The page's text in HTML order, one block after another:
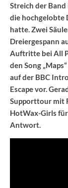
Streich der Band
die hochgelobte
hatte. Zwei
Dreiergespann
Auftritte bei All
den Song
auf der BBC
Escape vor.
Supporttour mit
HotWax-Girls
Antwort.